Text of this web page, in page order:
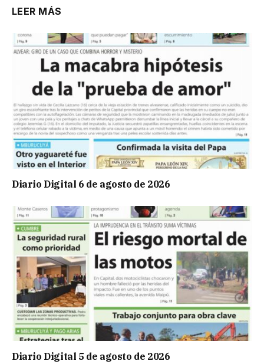
LEER MÁS
Diario Digital 6 de agosto de 2026
Diario Digital 5 de agosto de 2026